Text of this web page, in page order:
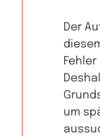
Der
um